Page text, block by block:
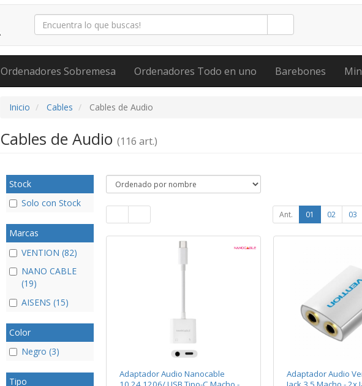
Ordenadores Sobremesa Ordenadores Todo en uno Barebones
Inicio Cables Cables de Audio
Cables de Audio (116 art.)
Stock
Solo con Stock
Marcas
VENTION (82)
NANO CABLE
(19)
AISENS (15)
Color
Negro (3)
Tipo
Ant. 01 02 03
Adaptador Audio Nanocable
Adaptador Audio